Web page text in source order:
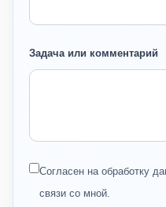
Задача или комментарий
Согласен на обработку
связи со мной.